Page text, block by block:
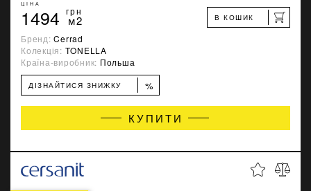
ЦІНА
1494 грн
м2 В КОШИК
Бренд:Cerrad
Колекція: TONELLA
Країна-виробник: Польша
ДІЗНАЙТИСЯ ЗНИЖКУ %
КУПИТИ